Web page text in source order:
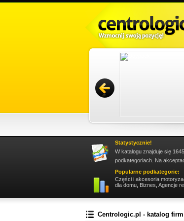
Sopot. Firma zapewnia bieżący nadzór nad
Statystycznie!
W katalogu znajduje się
podkategoriach. Na
Popularne podkategorie:
Części i akcesoria
dla domu Biznes Agencje
Centrologic.pl - katalog